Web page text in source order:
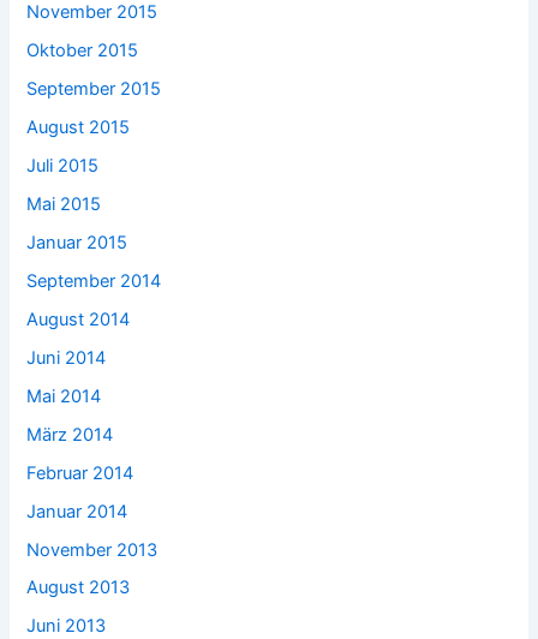
November 2015
Oktober 2015
September 2015
August 2015
Juli 2015
Mai 2015
Januar 2015
September 2014
August 2014
Juni 2014
Mai 2014
März 2014
Februar 2014
Januar 2014
November 2013
August 2013
Juni 2013